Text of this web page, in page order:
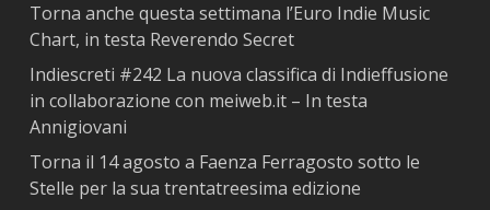
Torna anche questa settimana l’Euro Indie Music
Chart, in testa Reverendo Secret
Indiescreti #242 La nuova classifica di Indieffusione
in collaborazione con meiweb.it – In testa
Annigiovani
Torna il 14 agosto a Faenza Ferragosto sotto le
Stelle per la sua trentatreesima edizione